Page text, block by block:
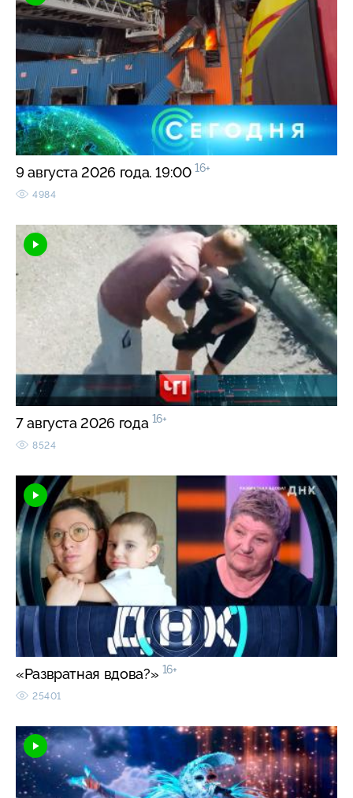
9 августа 2026 года. 19:00 16+
4984
7 августа 2026 года 16+
8524
«Развратная вдова?» 16+
25401